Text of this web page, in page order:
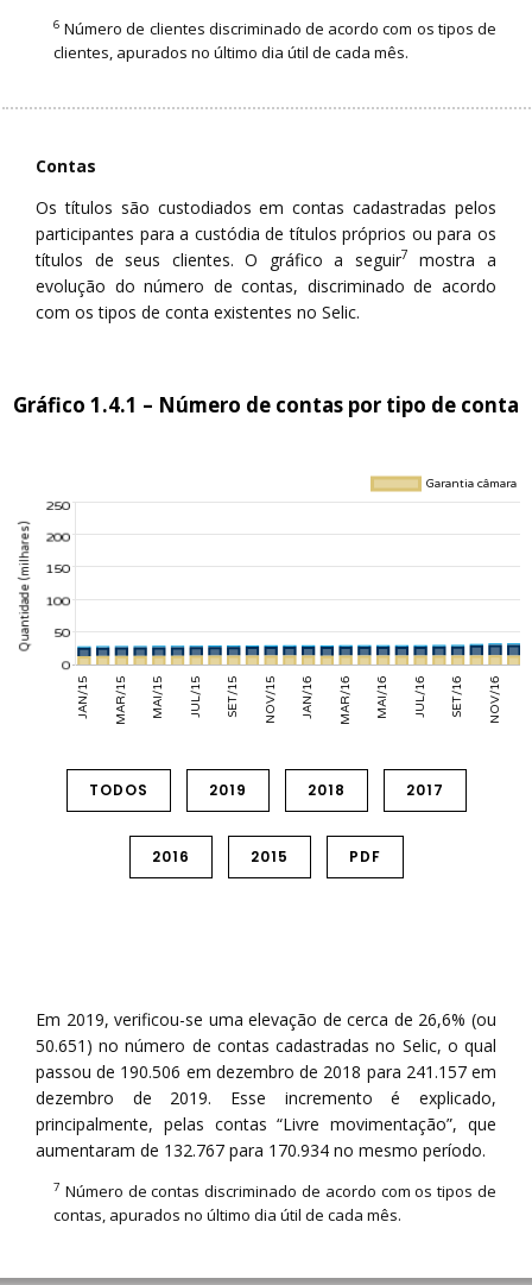
6 Número de clientes discriminado de acordo com os tipos de
clientes, apurados no último dia útil de cada mês.
Contas
Os títulos são custodiados em contas cadastradas pelos
participantes para a custódia de títulos próprios ou para os
títulos de seus clientes. O gráfico a seguir7
mostra a
evolução do número de contas, discriminado de acordo
com os tipos de conta existentes no Selic.
Gráfico 1.4.1 – Número de contas por tipo de conta
TODOS 2019 2018 2017
2016 2015 PDF
Em 2019, verificou-se uma elevação de cerca de 26,6% (ou
50.651) no número de contas cadastradas no Selic, o qual
passou de 190.506 em dezembro de 2018 para 241.157 em
dezembro de 2019. Esse incremento é explicado,
principalmente, pelas contas “Livre movimentação”, que
aumentaram de 132.767 para 170.934 no mesmo período.
7 Número de contas discriminado de acordo com os tipos de
contas, apurados no último dia útil de cada mês.